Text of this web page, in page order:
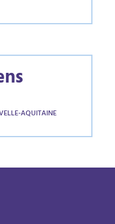
AQUITAINE